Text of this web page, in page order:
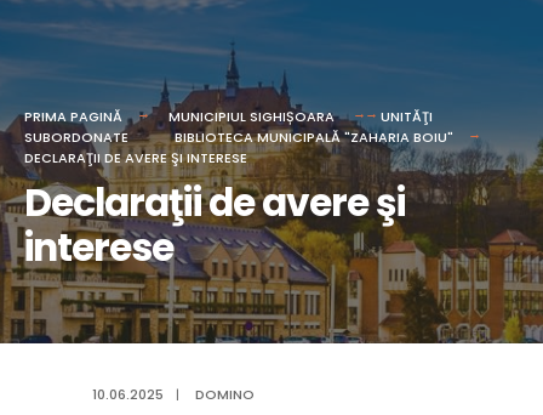
PRIMA PAGINĂ MUNICIPIUL SIGHIȘOARA
UNITĂŢI
SUBORDONATE
BIBLIOTECA MUNICIPALĂ "ZAHARIA BOIU"
DECLARAŢII DE AVERE ŞI INTERESE
Declaraţii de avere şi
interese
10.06.2025 | DOMINO